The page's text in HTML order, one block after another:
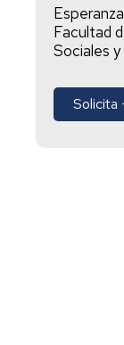
Facultad
Sociales
Solicita